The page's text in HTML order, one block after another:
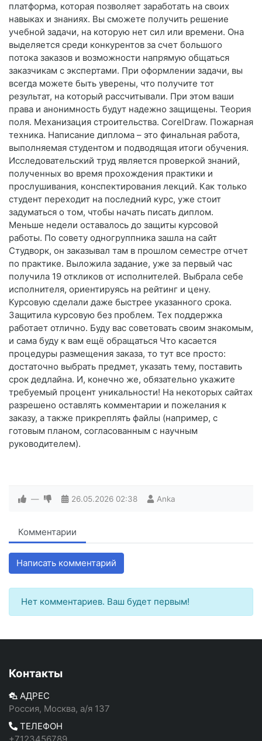
платформа, которая позволяет заработать на своих
навыках и знаниях. Вы сможете получить решение
учебной задачи, на которую нет сил или времени. Она
выделяется среди конкурентов за счет большого
потока заказов и возможности напрямую общаться
заказчикам с экспертами. При оформлении задачи, вы
всегда можете быть уверены, что получите тот
результат, на который рассчитывали. При этом ваши
права и анонимность будут надежно защищены. Теория
поля. Механизация строительства. CorelDraw. Пожарная
техника. Написание диплома – это финальная работа,
выполняемая студентом и подводящая итоги обучения.
Исследовательский труд является проверкой знаний,
полученных во время прохождения практики и
прослушивания, конспектирования лекций. Как только
студент переходит на последний курс, уже стоит
задуматься о том, чтобы начать писать диплом.
Меньше недели оставалось до защиты курсовой
работы. По совету одногруппника зашла на сайт
Студворк, он заказывал там в прошлом семестре отчет
по практике. Выложила задание, уже за первый час
получила 19 откликов от исполнителей. Выбрала себе
исполнителя, ориентируясь на рейтинг и цену.
Курсовую сделали даже быстрее указанного срока.
Защитила курсовую без проблем. Тех поддержка
работает отлично. Буду вас советовать своим знакомым,
и сама буду к вам ещё обращаться Что касается
процедуры размещения заказа, то тут все просто:
достаточно выбрать предмет, указать тему, поставить
срок дедлайна. И, конечно же, обязательно укажите
требуемый процент уникальности! На некоторых сайтах
разрешено оставлять комментарии и пожелания к
заказу, а также прикреплять файлы (например, с
готовым планом, согласованным с научным
руководителем).
— 26.05.2026 02:38 Anka
Комментарии
Написать комментарий
Нет комментариев. Ваш будет первым!
Контакты
АДРЕС
Россия, Москва, а/я 137
ТЕЛЕФОН